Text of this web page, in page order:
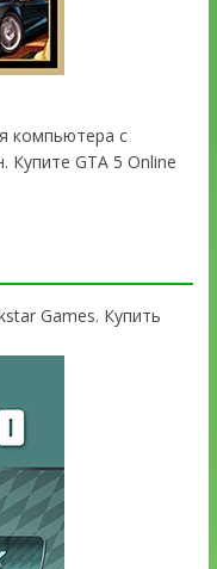
компьютера с
GTA 5 Online
Games. Купить